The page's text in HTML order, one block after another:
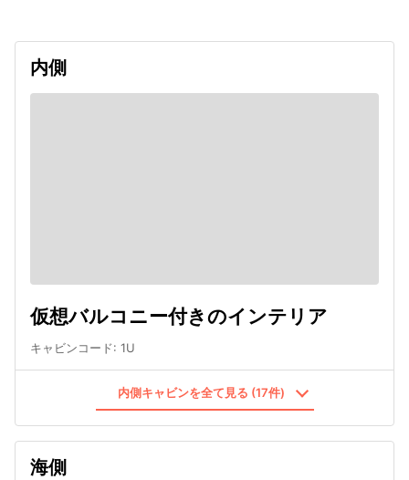
内側
仮想バルコニー付きのインテリア
キャビンコード: 1U
内側キャビンを全て見る (17件)
海側